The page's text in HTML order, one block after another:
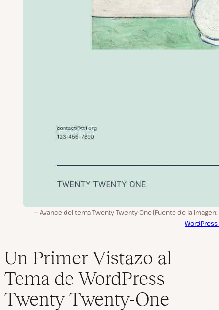
Avance del tema Twenty Twenty-One (Fuente de la imagen:
WordPress
Un Primer Vistazo al
Tema de WordPress
Twenty Twenty-One